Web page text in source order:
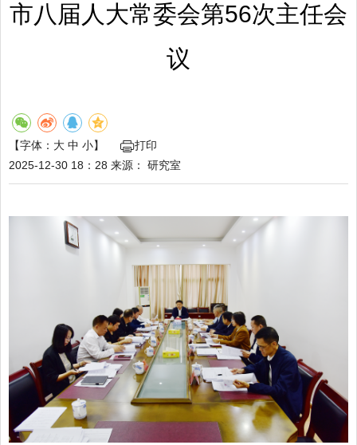
市八届人大常委会第56次主任会
议
【字体： 大 中 小】
打印
2025-12-30 18：28 来源： 研究室